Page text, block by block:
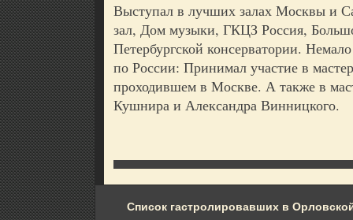
Выступал в лучших залах Москвы и
зал, Дом музыки, ГКЦЗ Россия,
Петербургской консерватории.
по России: Принимал участие в
проходившем в Москве. А также в
Кушнира и Александра Винницкого.
Список гастролировавших в